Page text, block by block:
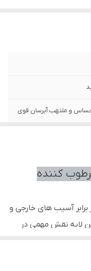
و ملتهب.آبرسان قوی
کننده
آسیب های خارجی و
لایه نقش مهمی در
آکنه، التهاب و …